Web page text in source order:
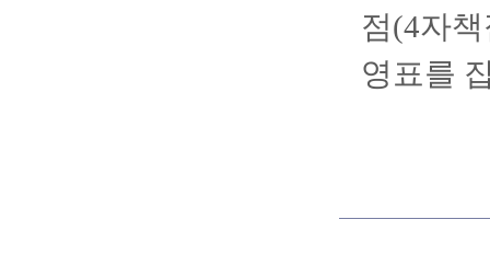
점(4자
영표를